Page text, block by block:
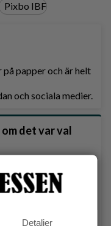
Pixbo IBF
papper och är helt
och sociala medier.
det var val
Detaljer